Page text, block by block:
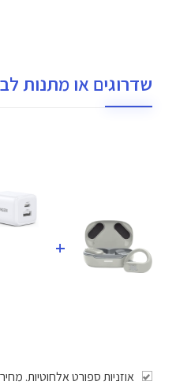
שדרוגים או מתנות
+
אוזניות ספורט אלחוטיות. מחיר: 314